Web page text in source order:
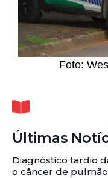
Foto:
Últimas
Diagnóstico tardio
o câncer de pulmão